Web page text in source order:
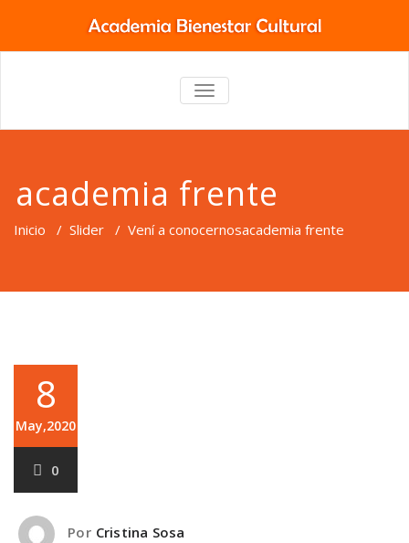
TOGGLE
NAVIGATION
academia frente
Inicio / Slider / Vení a conocernosacademia frente
8
May,2020
0
Por Cristina Sosa